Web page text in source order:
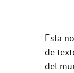
Esta
de
del